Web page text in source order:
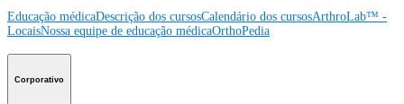
Educação médicaDescrição dos cursosCalendário dos cursosArthroLab™ -
LocaisNossa equipe de educação médicaOrthoPedia
Corporativo